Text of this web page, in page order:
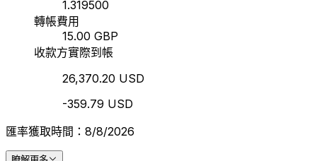
1.319500
轉帳費用
15.00 GBP
收款方實際到帳
26,370.20 USD
-359.79 USD
匯率獲取時間：8/8/2026